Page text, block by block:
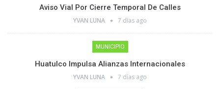
Aviso Vial Por Cierre Temporal De Calles
YVAN LUNA 7 días ago
MUNICIPIO
Huatulco Impulsa Alianzas Internacionales
YVAN LUNA 7 días ago